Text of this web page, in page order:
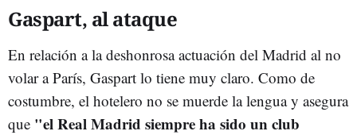
Gaspart, al ataque
En relación a la deshonrosa actuación del Madrid al no
volar a París, Gaspart lo tiene muy claro. Como de
costumbre, el hotelero no se muerde la lengua y asegura
que "el Real Madrid siempre ha sido un club